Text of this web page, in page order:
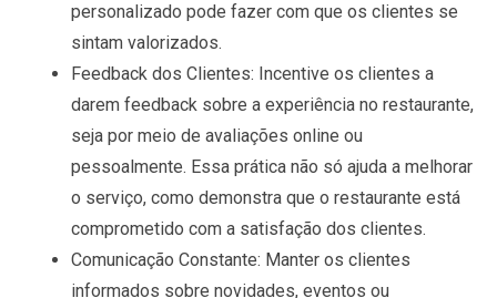
personalizado pode fazer com que os clientes se
sintam valorizados.
Feedback dos Clientes: Incentive os clientes a
darem feedback sobre a experiência no restaurante,
seja por meio de avaliações online ou
pessoalmente. Essa prática não só ajuda a melhorar
o serviço, como demonstra que o restaurante está
comprometido com a satisfação dos clientes.
Comunicação Constante: Manter os clientes
informados sobre novidades, eventos ou